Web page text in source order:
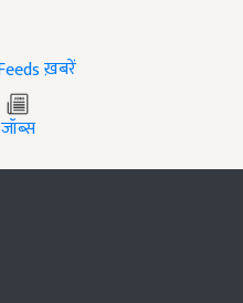
ख़बरें
जॉब्स